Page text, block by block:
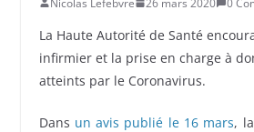
La Haute Autorité de Santé
infirmier et la prise en charge à
atteints par le Coronavirus.
Dans un avis publié le 16 mars,